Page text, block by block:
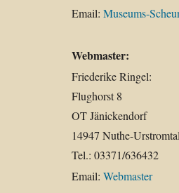
Email: Museums-
Webmaster:
Friederike Ringel:
Flughorst 8
OT Jänickendorf
14947 Nuthe-Urstromtal
Tel.: 03371/636432
Email: Webmaster